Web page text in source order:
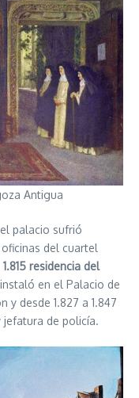
Antigua
el palacio sufrió
del cuartel
1.815 residencia del
en el Palacio de
y desde 1.827 a 1.847
jefatura de policía.